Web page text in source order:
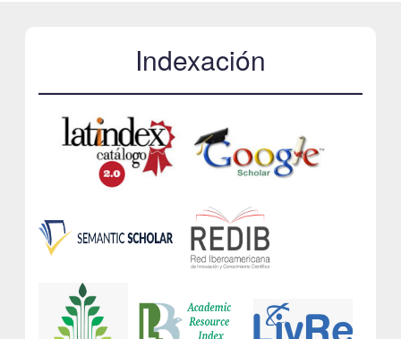
Indexación